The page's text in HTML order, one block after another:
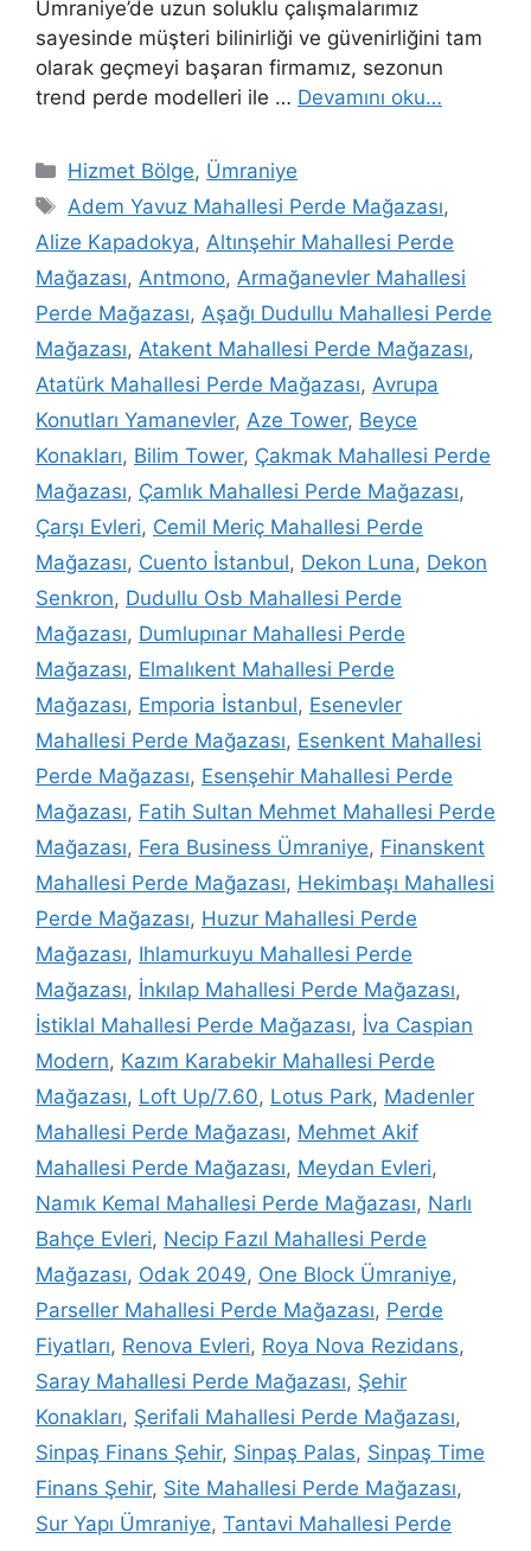
Ümraniye’de uzun soluklu çalışmalarımız
sayesinde müşteri bilinirliği ve güvenirliğini tam
olarak geçmeyi başaran firmamız, sezonun
trend perde modelleri ile … Devamını oku…
Hizmet Bölge, Ümraniye
Adem Yavuz Mahallesi Perde Mağazası,
Alize Kapadokya, Altınşehir Mahallesi Perde
Mağazası, Antmono, Armağanevler Mahallesi
Perde Mağazası, Aşağı Dudullu Mahallesi Perde
Mağazası, Atakent Mahallesi Perde Mağazası,
Atatürk Mahallesi Perde Mağazası, Avrupa
Konutları Yamanevler, Aze Tower, Beyce
Konakları, Bilim Tower, Çakmak Mahallesi Perde
Mağazası, Çamlık Mahallesi Perde Mağazası,
Çarşı Evleri, Cemil Meriç Mahallesi Perde
Mağazası, Cuento İstanbul, Dekon Luna, Dekon
Senkron, Dudullu Osb Mahallesi Perde
Mağazası, Dumlupınar Mahallesi Perde
Mağazası, Elmalıkent Mahallesi Perde
Mağazası, Emporia İstanbul, Esenevler
Mahallesi Perde Mağazası, Esenkent Mahallesi
Perde Mağazası, Esenşehir Mahallesi Perde
Mağazası, Fatih Sultan Mehmet Mahallesi Perde
Mağazası, Fera Business Ümraniye, Finanskent
Mahallesi Perde Mağazası, Hekimbaşı Mahallesi
Perde Mağazası, Huzur Mahallesi Perde
Mağazası, Ihlamurkuyu Mahallesi Perde
Mağazası, İnkılap Mahallesi Perde Mağazası,
İstiklal Mahallesi Perde Mağazası, İva Caspian
Modern, Kazım Karabekir Mahallesi Perde
Mağazası, Loft Up/7.60, Lotus Park, Madenler
Mahallesi Perde Mağazası, Mehmet Akif
Mahallesi Perde Mağazası, Meydan Evleri,
Namık Kemal Mahallesi Perde Mağazası, Narlı
Bahçe Evleri, Necip Fazıl Mahallesi Perde
Mağazası, Odak 2049, One Block Ümraniye,
Parseller Mahallesi Perde Mağazası, Perde
Fiyatları, Renova Evleri, Roya Nova Rezidans,
Saray Mahallesi Perde Mağazası, Şehir
Konakları, Şerifali Mahallesi Perde Mağazası,
Sinpaş Finans Şehir, Sinpaş Palas, Sinpaş Time
Finans Şehir, Site Mahallesi Perde Mağazası,
Sur Yapı Ümraniye, Tantavi Mahallesi Perde